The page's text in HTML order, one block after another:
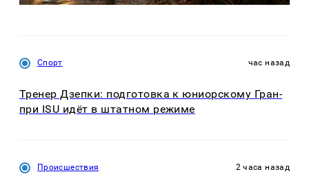
Спорт час назад
Тренер Дзепки: подготовка к юниорскому Гран-
при ISU идёт в штатном режиме
Происшествия 2 часа назад